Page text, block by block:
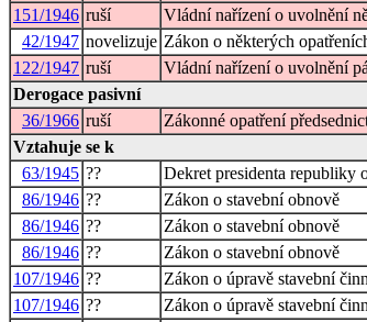
151/1946 ruší
Vládní nařízení o uvolnění
42/1947 novelizuje Zákon o některých
122/1947 ruší
Vládní nařízení o uvolnění
Derogace pasivní
36/1966 ruší
Zákonné opatření
Vztahuje se k
63/1945 ??
Dekret presidenta republiky
86/1946 ??
Zákon o stavební obnově
86/1946 ??
Zákon o stavební obnově
86/1946 ??
Zákon o stavební obnově
107/1946 ??
Zákon o úpravě stavební
107/1946 ??
Zákon o úpravě stavební